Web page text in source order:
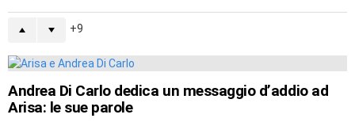
9
Andrea Di Carlo dedica un messaggio d’addio ad
Arisa: le sue parole